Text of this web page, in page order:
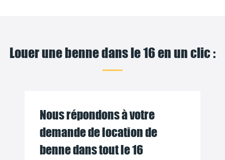
Louer une benne dans le 16 en un clic :
Nous répondons à votre
demande de location de
benne dans tout le 16